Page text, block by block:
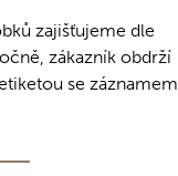
zajišťujeme dle
zákazník obdrží
se záznamem